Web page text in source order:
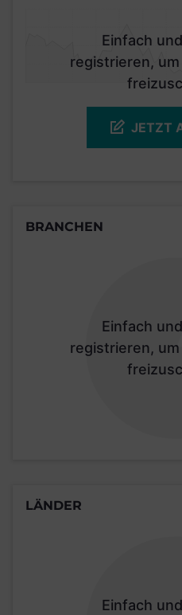
Einfach
registrieren,
JETZT
BRANCHEN
Einfach
registrieren,
LÄNDER
Einfach